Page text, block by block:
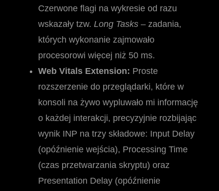
Czerwone flagi na wykresie od razu
wskazały tzw. Long Tasks – zadania,
których wykonanie zajmowało
procesorowi więcej niż 50 ms.
Web Vitals Extension: Proste
rozszerzenie do przeglądarki, które w
konsoli na żywo wypluwało mi informację
o każdej interakcji, precyzyjnie rozbijając
wynik INP na trzy składowe: Input Delay
(opóźnienie wejścia), Processing Time
(czas przetwarzania skryptu) oraz
Presentation Delay (opóźnienie